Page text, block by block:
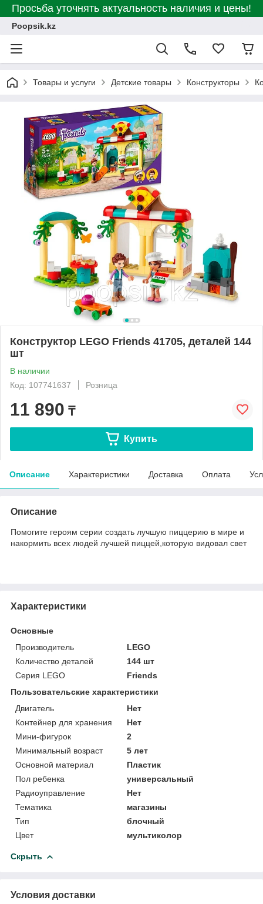
Просьба уточнять актуальность наличия и цены!
Poopsik.kz
Товары и услуги Детские товары Конструкторы
Конструктор LEGO Friends 41705, деталей 144
шт
В наличии
Код: 107741637
Розница
11 890 ₸
Купить
Описание Характеристики Доставка Оплата
Описание
Помогите героям серии создать лучшую пиццерию в мире и
накормить всех людей лучшей пиццей,которую видовал свет
Характеристики
Основные
Производитель
LEGO
Количество деталей
144 шт
Серия LEGO
Friends
Пользовательские характеристики
Двигатель
Нет
Контейнер для хранения
Нет
Мини-фигурок
2
Минимальный возраст
5 лет
Основной материал
Пластик
Пол ребенка
универсальный
Радиоуправление
Нет
Тематика
магазины
Тип
блочный
Цвет
мультиколор
Скрыть
Условия доставки